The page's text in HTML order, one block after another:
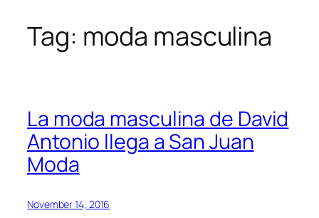
SkipTag: moda masculina
La moda masculina de David
Antonio llega a San Juan
Moda
November 14, 2016